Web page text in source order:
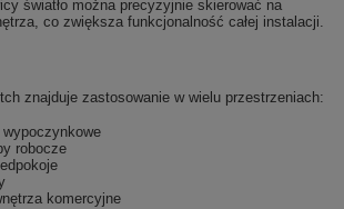
światło można precyzyjnie skierować na
co zwiększa funkcjonalność całej instalacji.
znajduje zastosowanie w wielu przestrzeniach:
robocze
komercyjne